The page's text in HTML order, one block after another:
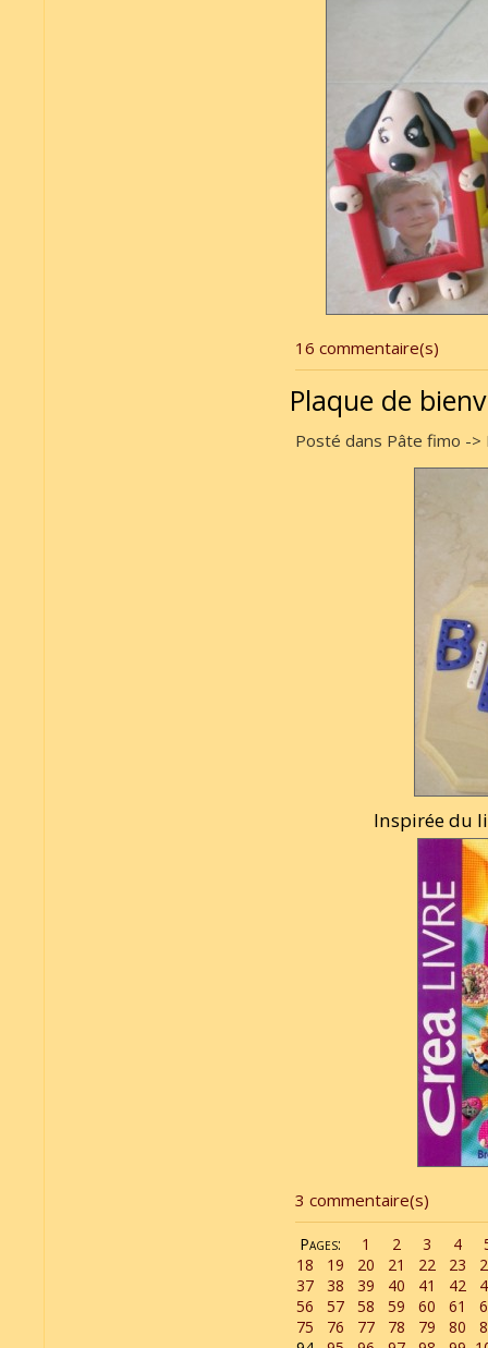
16 commentaire(s)
Plaque de
Posté dans Pâte fimo ->
Inspirée du
3 commentaire(s)
Pages: 1 2 3 4
18
19 20 21 22 23
37
38 39 40 41 42
56
57 58 59 60 61
75
76 77 78 79 80